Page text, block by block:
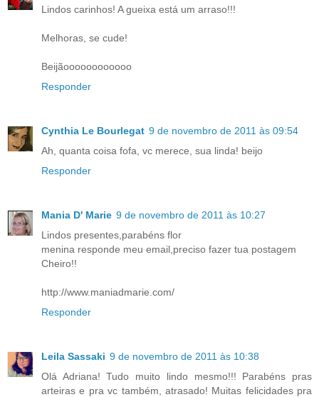
Lindos carinhos! A gueixa está um arraso!!!
Melhoras, se cude!
Beijãoooooooooooo
Responder
Cynthia Le Bourlegat 9 de novembro de 2011 às 09:54
Ah, quanta coisa fofa, vc merece, sua linda! beijo
Responder
Mania D' Marie 9 de novembro de 2011 às 10:27
Lindos presentes,parabéns flor
menina responde meu email,preciso fazer tua postagem
Cheiro!!
http://www.maniadmarie.com/
Responder
Leila Sassaki 9 de novembro de 2011 às 10:38
Olá Adriana! Tudo muito lindo mesmo!!! Parabéns pras
arteiras e pra vc também, atrasado! Muitas felicidades pra